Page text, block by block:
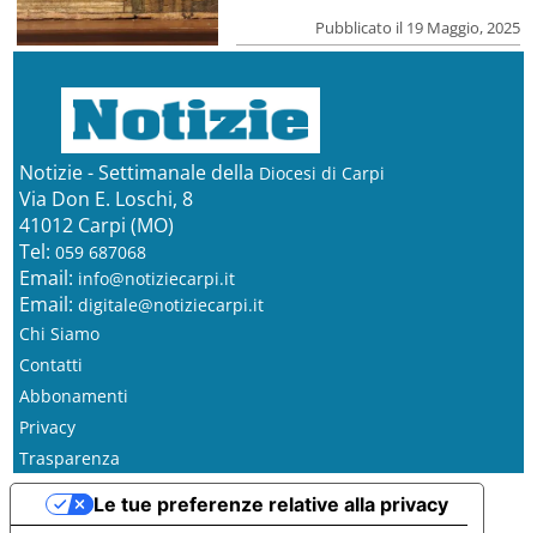
Pubblicato il 19 Maggio, 2025
Notizie - Settimanale della Diocesi di Carpi
Via Don E. Loschi, 8
41012 Carpi (MO)
Tel: 059 687068
Email: info@notiziecarpi.it
Email: digitale@notiziecarpi.it
Chi Siamo
Contatti
Abbonamenti
Privacy
Trasparenza
Le tue preferenze relative alla privacy